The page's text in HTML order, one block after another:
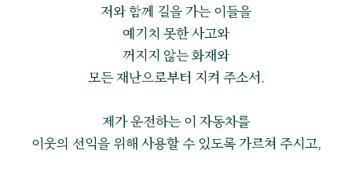
저와 함께 길을 가는 이들을
예기치 못한 사고와
꺼지지 않는 화재와
모든 재난으로부터 지켜 주소서.
제가 운전하는 이 자동차를
이웃의 선익을 위해 사용할 수 있도록 가르쳐 주시고,